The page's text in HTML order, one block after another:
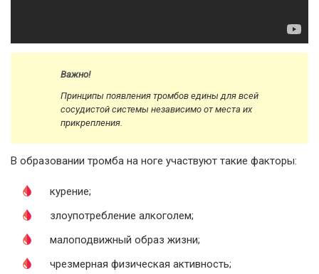
Важно!
Принципы появления тромбов едины для всей
сосудистой системы независимо от места их
прикрепления.
В образовании тромба на ноге участвуют такие факторы:
курение;
злоупотребление алкоголем;
малоподвижный образ жизни;
чрезмерная физическая активность;